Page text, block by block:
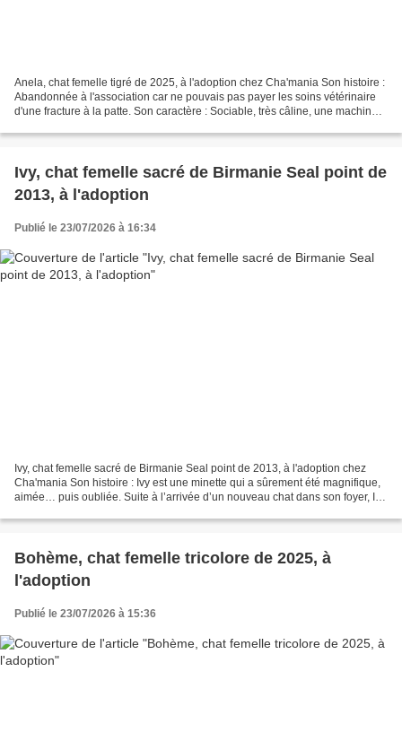
Anela, chat femelle tigré de 2025, à l'adoption chez Cha'mania Son histoire :
Abandonnée à l'association car ne pouvais pas payer les soins vétérinaire
d'une fracture à la patte. Son caractère : Sociable, très câline, une machine à
Ivy, chat femelle sacré de Birmanie Seal point de
2013, à l'adoption
Publié le 23/07/2026 à 16:34
Ivy, chat femelle sacré de Birmanie Seal point de 2013, à l'adoption chez
Cha'mania Son histoire : Ivy est une minette qui a sûrement été magnifique,
aimée… puis oubliée. Suite à l’arrivée d’un nouveau chat dans son foyer, Ivy
Bohème, chat femelle tricolore de 2025, à
l'adoption
Publié le 23/07/2026 à 15:36